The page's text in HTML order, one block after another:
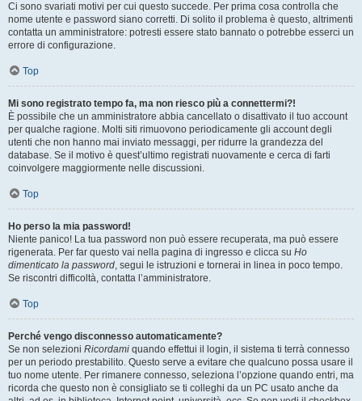
Ci sono svariati motivi per cui questo succede. Per prima cosa controlla che
nome utente e password siano corretti. Di solito il problema è questo, altrimenti
contatta un amministratore: potresti essere stato bannato o potrebbe esserci un
errore di configurazione.
Top
Mi sono registrato tempo fa, ma non riesco più a connettermi?!
È possibile che un amministratore abbia cancellato o disattivato il tuo account
per qualche ragione. Molti siti rimuovono periodicamente gli account degli
utenti che non hanno mai inviato messaggi, per ridurre la grandezza del
database. Se il motivo è quest’ultimo registrati nuovamente e cerca di farti
coinvolgere maggiormente nelle discussioni.
Top
Ho perso la mia password!
Niente panico! La tua password non può essere recuperata, ma può essere
rigenerata. Per far questo vai nella pagina di ingresso e clicca su Ho
dimenticato la password, segui le istruzioni e tornerai in linea in poco tempo.
Se riscontri difficoltà, contatta l’amministratore.
Top
Perché vengo disconnesso automaticamente?
Se non selezioni Ricordami quando effettui il login, il sistema ti terrà connesso
per un periodo prestabilito. Questo serve a evitare che qualcuno possa usare il
tuo nome utente. Per rimanere connesso, seleziona l’opzione quando entri, ma
ricorda che questo non è consigliato se ti colleghi da un PC usato anche da